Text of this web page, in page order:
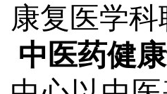
康复医学
中医药健